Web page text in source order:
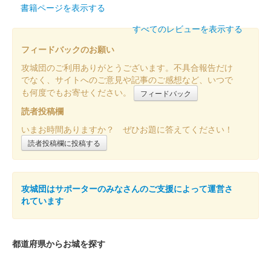
書籍ページを表示する
すべてのレビューを表示する
フィードバックのお願い
攻城団のご利用ありがとうございます。不具合報告だけ
でなく、サイトへのご意見や記事のご感想など、いつで
も何度でもお寄せください。
フィードバック
読者投稿欄
いまお時間ありますか？ ぜひお題に答えてください！
読者投稿欄に投稿する
攻城団はサポーターのみなさんのご支援によって運営さ
れています
都道府県からお城を探す